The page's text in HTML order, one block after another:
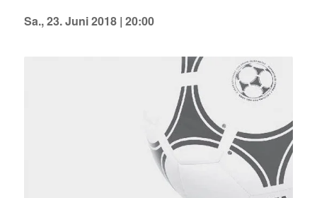
Sa., 23. Juni 2018 | 20:00